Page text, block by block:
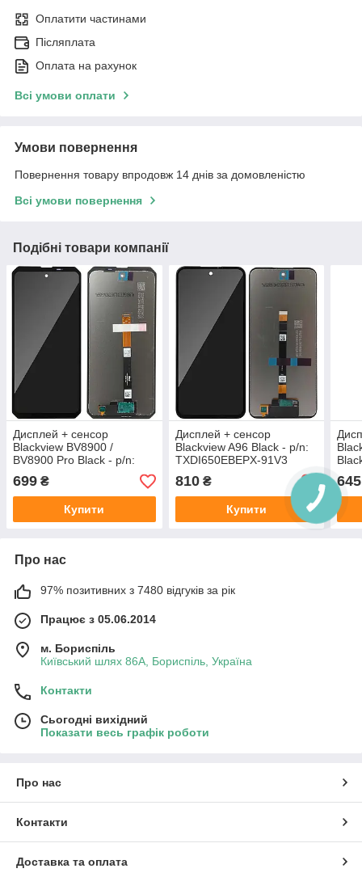
Оплатити частинами
Післяплата
Оплата на рахунок
Всі умови оплати
Умови повернення
Повернення товару впродовж 14 днів за домовленістю
Всі умови повернення
Подібні товари компанії
Дисплей + сенсор
Blackview BV8900 /
BV8900 Pro Black - p/n:
699 ₴
Купити
Дисплей + сенсор
Blackview A96 Black - p/n:
TXDI650EBEPX-91V3
810₴
Купити
645
Про нас
97% позитивних з 7480 відгуків за рік
Працює з 05.06.2014
м. Бориспіль
Київський шлях 86А, Бориспіль, Україна
Контакти
Сьогодні вихідний
Показати весь графік роботи
Про нас
Контакти
Доставка та оплата